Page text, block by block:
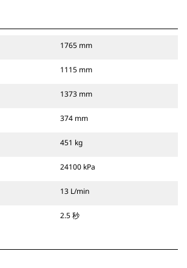
1765 mm
1115 mm
1373 mm
374 mm
451 kg
24100 kPa
13 L/min
2.5 秒